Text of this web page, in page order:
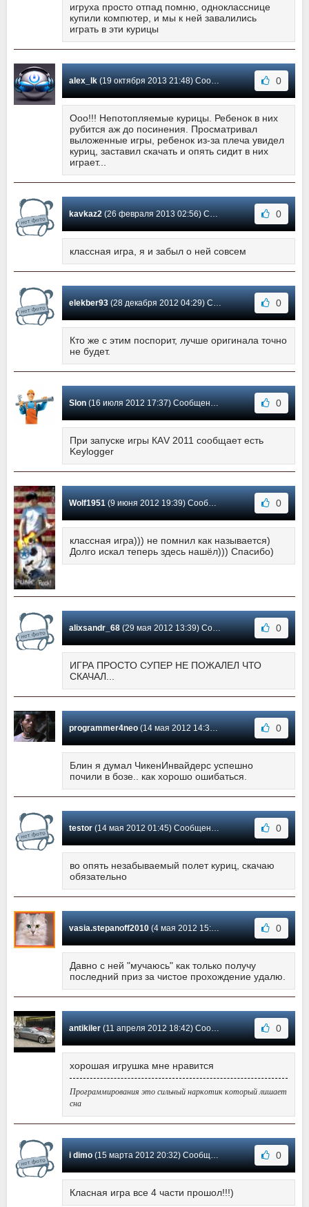
игруха просто отпад помню, однокласснице
купили компютер, и мы к ней завалились
играть в эти курицы
alex_lk(19 октября 2013 21:48) Сообщение #22 0
Ооо!!! Непотопляемые курицы. Ребенок в них
рубится аж до посинения. Просматривал
выложенные игры, ребенок из-за плеча увидел
куриц, заставил скачать и опять сидит в них
играет...
kavkaz2(26 февраля 2013 02:56) Сообщение #21 0
классная игра, я и забыл о ней совсем
elekber93(28 декабря 2012 04:29) Сообщение #20 0
Кто же с этим поспорит, лучше оригинала точно
не будет.
Slon(16 июля 2012 17:37) Сообщение #19 0
При запуске игры КАV 2011 сообщает есть
Keylogger
Wolf1951(9 июня 2012 19:39) Сообщение #18 0
классная игра))) не помнил как называется)
Долго искал теперь здесь нашёл))) Спасибо)
alixsandr_68(29 мая 2012 13:39) Сообщение #17 0
ИГРА ПРОСТО СУПЕР НЕ ПОЖАЛЕЛ ЧТО
СКАЧАЛ...
programmer4neo(14 мая 2012 14:34) Сообщение #16 0
Блин я думал ЧикенИнвайдерс успешно
почили в бозе.. как хорошо ошибаться.
testor(14 мая 2012 01:45) Сообщение #15 0
во опять незабываемый полет куриц, скачаю
обязательно
vasia.stepanoff2010(4 мая 2012 15:48) Сообщение #14 0
Давно с ней "мучаюсь" как только получу
последний приз за чистое прохождение удалю.
antikiler(11 апреля 2012 18:42) Сообщение #13 0
хорошая игрушка мне нравится
Программирования это сильный наркотик который лишает
сна
i dimo(15 марта 2012 20:32) Сообщение #12 0
Класная игра все 4 части прошол!!!)